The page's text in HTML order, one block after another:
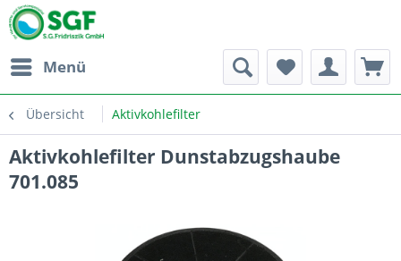
Menü
Übersicht Aktivkohlefilter
Aktivkohlefilter Dunstabzugshaube
701.085